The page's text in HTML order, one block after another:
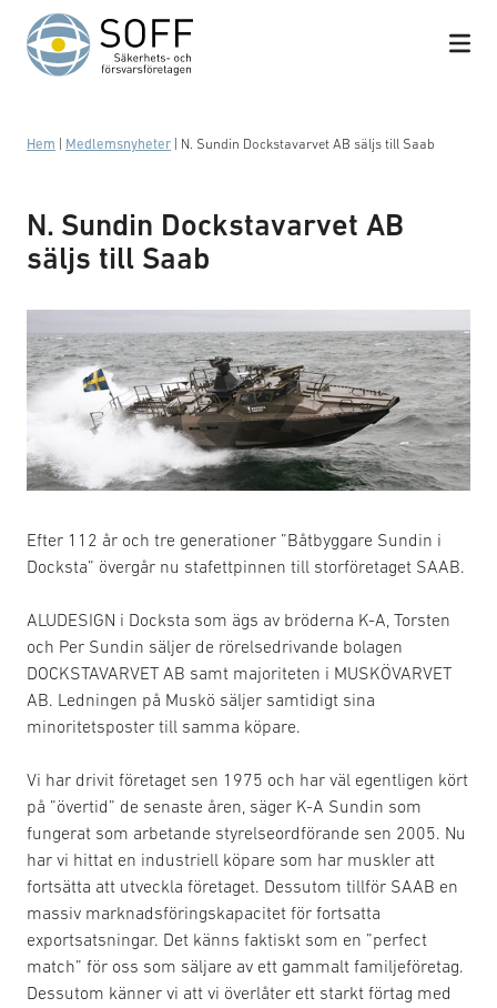
Hoppa till innehåll
Hem Medlemsnyheter N. Sundin Dockstavarvet AB säljs till Saab
N. Sundin Dockstavarvet AB
säljs till Saab
Efter 112 år och tre generationer ”Båtbyggare Sundin i
Docksta” övergår nu stafettpinnen till storföretaget SAAB.
ALUDESIGN i Docksta som ägs av bröderna K-A, Torsten
och Per Sundin säljer de rörelsedrivande bolagen
DOCKSTAVARVET AB samt majoriteten i MUSKÖVARVET
AB. Ledningen på Muskö säljer samtidigt sina
minoritetsposter till samma köpare.
Vi har drivit företaget sen 1975 och har väl egentligen kört
på ”övertid” de senaste åren, säger K-A Sundin som
fungerat som arbetande styrelseordförande sen 2005. Nu
har vi hittat en industriell köpare som har muskler att
fortsätta att utveckla företaget. Dessutom tillför SAAB en
massiv marknadsföringskapacitet för fortsatta
exportsatsningar. Det känns faktiskt som en ”perfect
match” för oss som säljare av ett gammalt familjeföretag.
Dessutom känner vi att vi överlåter ett starkt förtag med